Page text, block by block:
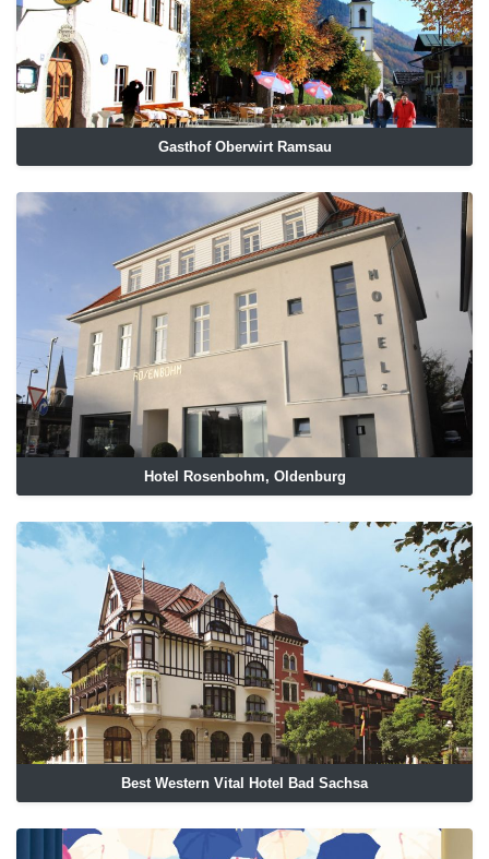
Gasthof Oberwirt Ramsau
Hotel Rosenbohm, Oldenburg
Best Western Vital Hotel Bad Sachsa